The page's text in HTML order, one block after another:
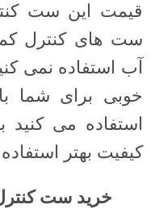
قیمت این ست
ست های کنترل
آب استفاده نمی
خوبی برای شما
استفاده می کنید
کیفیت بهتر استفاده
خرید ست